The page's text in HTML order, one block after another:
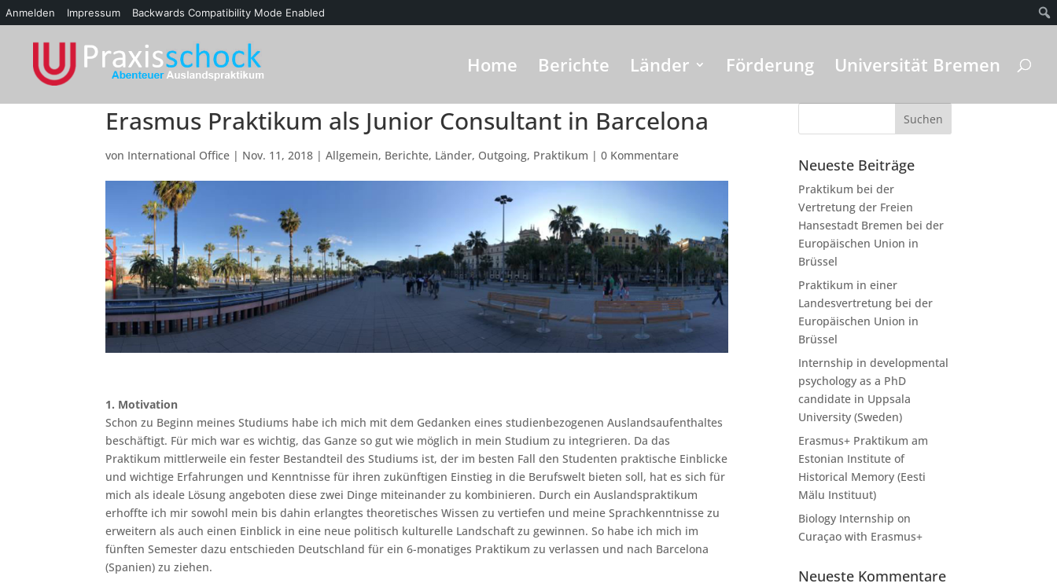
Anmelden Impressum Backwards Compatibility Mode Enabled
Home Berichte Länder Förderung Universität Bremen
Erasmus Praktikum als Junior Consultant in Barcelona
von International Office | Nov. 11, 2018 |Allgemein, Berichte, Länder, Outgoing, Praktikum |0 Kommentare
1. Motivation
Schon zu Beginn meines Studiums habe ich mich mit dem Gedanken eines studienbezogenen Auslandsaufenthaltes
beschäftigt. Für mich war es wichtig, das Ganze so gut wie möglich in mein Studium zu integrieren. Da das
Praktikum mittlerweile ein fester Bestandteil des Studiums ist, der im besten Fall den Studenten praktische Einblicke
und wichtige Erfahrungen und Kenntnisse für ihren zukünftigen Einstieg in die Berufswelt bieten soll, hat es sich für
mich als ideale Lösung angeboten diese zwei Dinge miteinander zu kombinieren. Durch ein Auslandspraktikum
erhoffte ich mir sowohl mein bis dahin erlangtes theoretisches Wissen zu vertiefen und meine Sprachkenntnisse zu
erweitern als auch einen Einblick in eine neue politisch kulturelle Landschaft zu gewinnen. So habe ich mich im
fünften Semester dazu entschieden Deutschland für ein 6-monatiges Praktikum zu verlassen und nach Barcelona
(Spanien) zu ziehen.
Neueste Beiträge
Praktikum bei der
Vertretung der Freien
Hansestadt Bremen bei der
Europäischen Union in
Brüssel
Praktikum in einer
Landesvertretung bei der
Europäischen Union in
Brüssel
Internship in developmental
psychology as a PhD
candidate in Uppsala
University (Sweden)
Erasmus+ Praktikum am
Estonian Institute of
Historical Memory (Eesti
Mälu Instituut)
Biology Internship on
Curaçao with Erasmus+
Neueste Kommentare